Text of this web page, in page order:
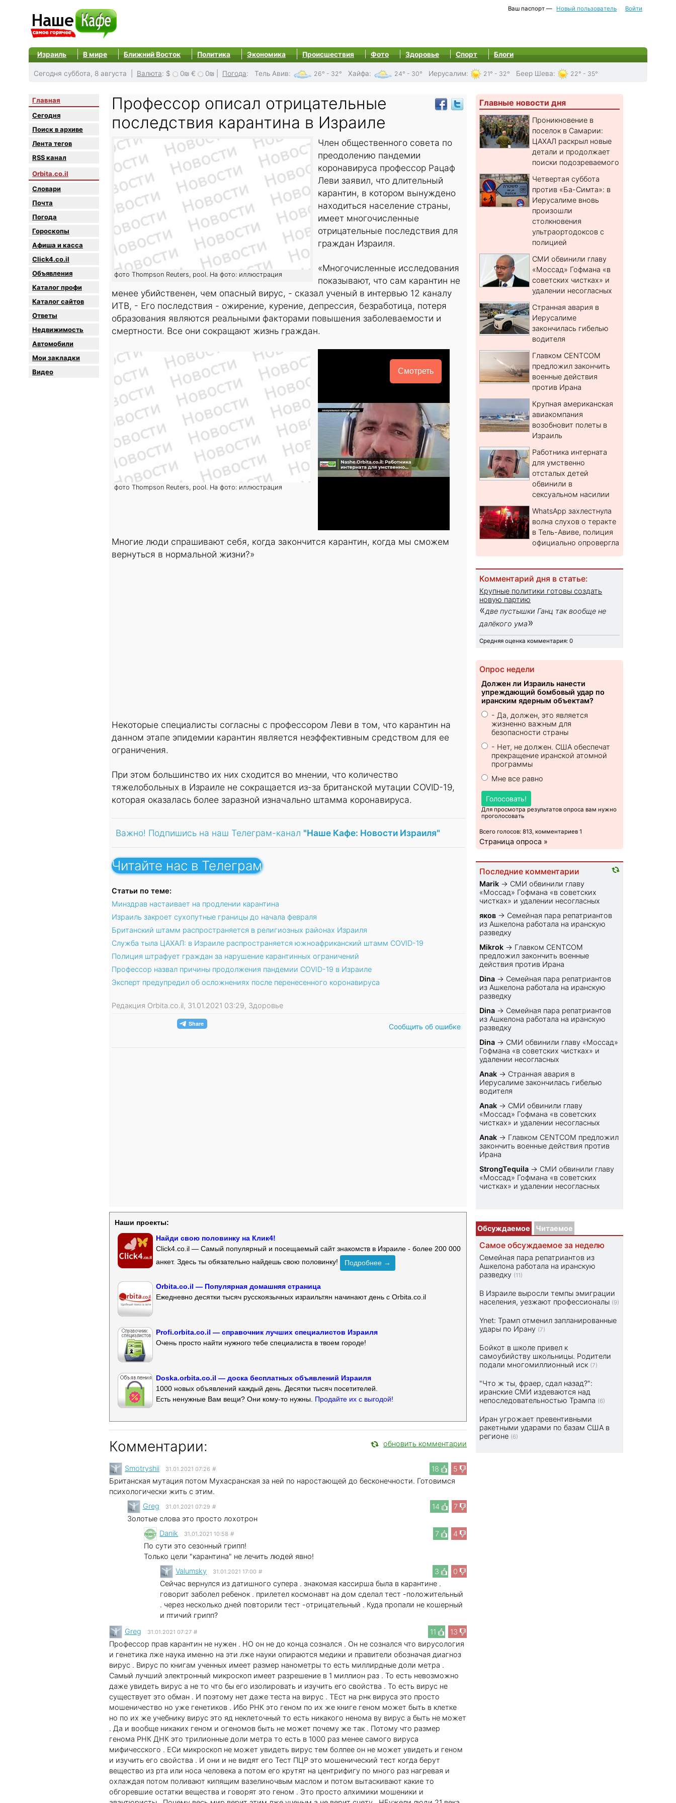
Ваш паспорт — Новый пользователь Войти
Израиль В мире Ближний Восток Политика Экономика Происшествия Фото Здоровье Спорт Блоги
Сегодня суббота, 8 августа | Валюта: $ 0₪ € 0₪ Погода: Тель Авив: 26° - 32° Хайфа: 24° - 30° Иерусалим: 21° - 32° Беер Шева: 22° - 35°
Главная
Сегодня
Поиск в архиве
Лента тегов
RSS канал
Orbita.co.il
Словари
Почта
Погода
Гороскопы
Афиша и касса
Click4.co.il
Объявления
Каталог профи
Каталог сайтов
Oтветы
Недвижимость
Автомобили
Мои закладки
Видео
Профессор описал отрицательные
последствия карантина в Израиле
фото Thompson Reuters, pool. На фото: иллюстрация
Член общественного совета по
преодолению пандемии
коронавируса профессор Рацаф
Леви заявил, что длительный
карантин, в котором вынуждено
находиться население страны,
имеет многочисленные
отрицательные последствия для
граждан Израиля.
«Многочисленные исследования
показывают, что сам карантин не
менее убийственен, чем опасный вирус, - сказал ученый в интервью 12 каналу
ИТВ, - Его последствия - ожирение, курение, депрессия, безработица, потеря
образования являются реальными факторами повышения заболеваемости и
смертности. Все они сокращают жизнь граждан.
фото Thompson Reuters, pool. На фото: иллюстрация
Смотреть
Многие люди спрашивают себя, когда закончится карантин, когда мы сможем
вернуться в нормальной жизни?»
Некоторые специалисты согласны с профессором Леви в том, что карантин на
данном этапе эпидемии карантин является неэффективным средством для ее
ограничения.
При этом большинство их них сходится во мнении, что количество
тяжелобольных в Израиле не сокращается из-за британской мутации COVID-19,
которая оказалась более заразной изначально штамма коронавируса.
Важно! Подпишись на наш Телеграм-канал "Наше Кафе: Новости Израиля"
Читайте нас в Телеграм
Статьи по теме:
Минздрав настаивает на продлении карантина
Израиль закроет сухопутные границы до начала февраля
Британский штамм распространяется в религиозных районах Израиля
Служба тыла ЦАХАЛ: в Израиле распространяется южноафриканский штамм COVID-19
Полиция штрафует граждан за нарушение карантинных ограничений
Профессор назвал причины продолжения пандемии COVID-19 в Израиле
Эксперт предупредил об осложнениях после перенесенного коронавируса
Редакция Orbita.co.il, 31.01.2021 03:29, Здоровье
Сообщить об ошибке
Наши проекты:
Найди свою половинку на Клик4!
Click4.co.il — Самый популярный и посещаемый сайт знакомств в Израиле - более 200 000
анкет. Здесь ты обязательно найдешь свою половинку!
Подробнее →
Orbita.co.il — Популярная домашняя страница
Ежедневно десятки тысяч русскоязычных израильтян начинают день с Orbita.co.il
Profi.orbita.co.il — справочник лучших специалистов Израиля
Очень просто найти нужного тебе специалиста в твоем городе!
Doska.orbita.co.il — доска бесплатных объявлений Израиля
1000 новых объявлений каждый день. Десятки тысяч посетителей.
Есть ненужные Вам вещи? Они кому-то нужны. Продайте их с выгодой!
Комментарии: обновить комментарии
18 5
Smotryshii 31.01.2021 07:26 #
Британская мутация потом Мухасранская за ней по наростающей до бесконечности. Готовимся
психологически жить с этим.
14
7
Greg 31.01.2021 07:29 #
Золотые слова это просто лохотрон
7
4
Danik 31.01.2021 10:58 #
По сути это сезонный грипп!
Только цели "карантина" не лечить людей явно!
3
0
Valumsky 31.01.2021 17:00 #
Сейчас вернулся из датишного супера . знакомая кассирша была в карантине .
говорит заболел ребенок . прилетел космонавт на дом сделал тест -положительный
. через несколько дней повторили тест -отрицательный . Куда пропали не кошерный
и птичий грипп?
11
13
Greg 31.01.2021 07:27 #
Профессор прав карантин не нужен . НО он не до конца сознался . Он не сознался что вирусология
и генетика лже наука именно на эти лже науки опираются медики и правители обозначая диагноз
вирус . Вирус по книгам ученных имеет размер нанометры то есть миллирдные доли метра .
Самый лучший электронный микроскоп имеет разрешение в 1 миллион раз . То есть невозможно
даже увидеть вирус а не то что бы его изолировать и изучить его свойства . То есть вирус не
существует это обман . И поэтому нет даже теста на вирус . ТЕст на рнк вируса это просто
мошеничество но уже генетиков . Ибо РНК это геном по их же книге геном может быть в клетке
но по их же учебнику вирус это яд неклеточный то есть никакого ненома ву вирус а быть не может
. Да и вообще никаких геном и огеномов быть не может почему же так . Потому что размер
генома РНК ДНК это трилионные доли метра то есть в 1000 раз менее самого вируса
мифичесского . ЕСи микроскоп не может увидеть вирус тем болпее он не может увидеть и геном
и изучить его свойства . И они и не видят его Тест ПЦР это мошенический тест когда берут
вещество из рта или носа человека а потом его крутят на центрифигу по много раз нагревая и
охлаждая потом поливают кипящим вазелиночвым маслом и потом вытаскивают какие то
обгоревшие остатки вещества и говорят это геном . Это просто алхимики мошеники и
Главные новости дня
Проникновение в
поселок в Самарии:
ЦАХАЛ раскрыл новые
детали и продолжает
поиски подозреваемого
Четвертая суббота
против «Ба-Симта»: в
Иерусалиме вновь
произошли
столкновения
ультраортодоксов с
полицией
СМИ обвинили главу
«Моссад» Гофмана «в
советских чистках» и
удалении несогласных
Странная авария в
Иерусалиме
закончилась гибелью
водителя
Главком CENTCOM
предложил закончить
военные действия
против Ирана
Крупная американская
авиакомпания
возобновит полеты в
Израиль
Работника интерната
для умственно
отсталых детей
обвинили в
сексуальном насилии
WhatsApp захлестнула
волна слухов о теракте
в Тель-Авиве, полиция
официально опровергла
Комментарий дня в статье:
Крупные политики готовы создать
новую партию
«две пустышки Ганц так вообще не
далёкого ума»
Средняя оценка комментария: 0
Опрос недели
Должен ли Израиль нанести
упреждающий бомбовый удар по
иранским ядерным объектам?
- Да, должен, это является
жизненно важным для
безопасности страны
- Нет, не должен. США обеспечат
прекращение иранской атомной
программы
Мне все равно
Голосовать!
Для просмотра результатов опроса вам нужно
проголосовать
Всего голосов: 813, комментариев 1
Страница опроса »
Последние комментарии
Marik → СМИ обвинили главу
«Моссад» Гофмана «в советских
чистках» и удалении несогласных
яков → Семейная пара репатриантов
из Ашкелона работала на иранскую
разведку
Mikrok → Главком CENTCOM
предложил закончить военные
действия против Ирана
Dina → Семейная пара репатриантов
из Ашкелона работала на иранскую
разведку
Dina → Семейная пара репатриантов
из Ашкелона работала на иранскую
разведку
Dina → СМИ обвинили главу «Моссад»
Гофмана «в советских чистках» и
удалении несогласных
Anak → Странная авария в
Иерусалиме закончилась гибелью
водителя
Anak → СМИ обвинили главу
«Моссад» Гофмана «в советских
чистках» и удалении несогласных
Anak → Главком CENTCOM предложил
закончить военные действия против
Ирана
StrongTequila → СМИ обвинили главу
«Моссад» Гофмана «в советских
чистках» и удалении несогласных
Обсуждаемое Читаемое
Самое обсуждаемое за неделю
Семейная пара репатриантов из
Ашкелона работала на иранскую
разведку (11)
В Израиле выросли темпы эмиграции
населения, уезжают профессионалы (9)
Ynet: Трамп отменил запланированные
удары по Ирану (7)
Бойкот в школе привел к
самоубийству школьницы. Родители
подали многомиллионный иск (7)
"Что ж ты, фраер, сдал назад?":
иранские СМИ издеваются над
непоследовательностью Трампа (6)
Иран угрожает превентивными
ракетными ударами по базам США в
регионе (6)